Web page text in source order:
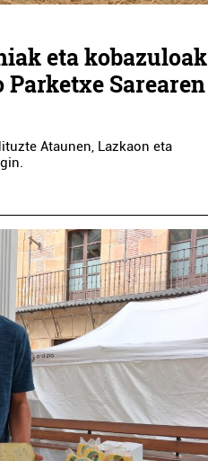
eta kobazuloak
Sarearen
Ataunen, Lazkaon eta